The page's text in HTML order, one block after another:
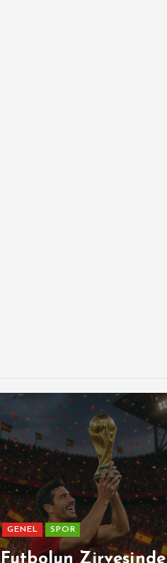
GENEL SPOR
Futbolun Zirvesinde